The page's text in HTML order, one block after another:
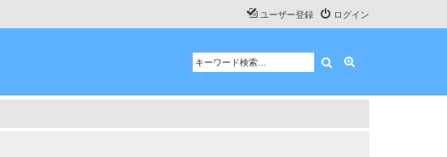
ログイン
ユーザー登録
検索